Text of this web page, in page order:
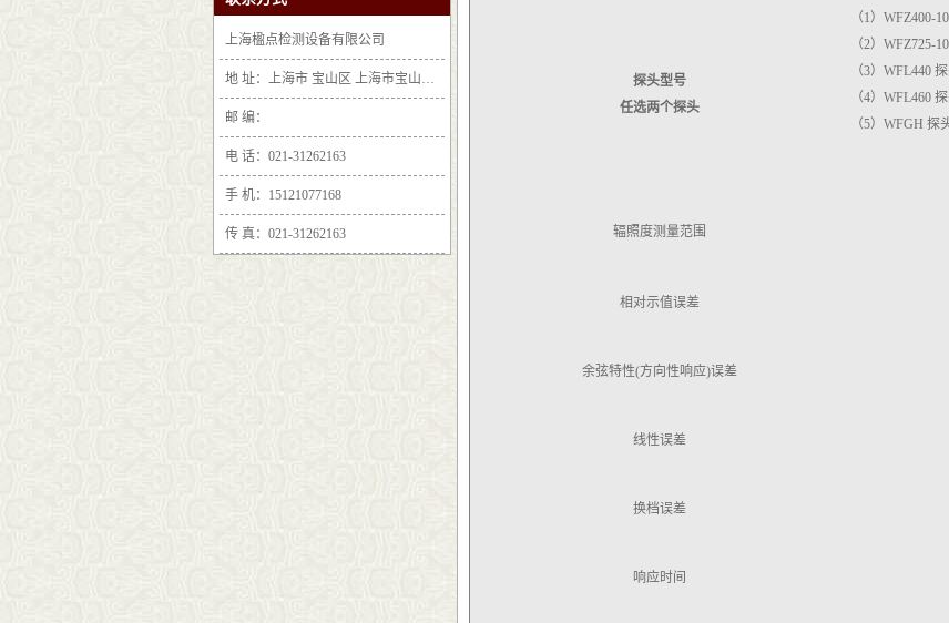
上海楹点检测设备有限公司
地 址：上海市 宝山区 上海市宝山区沪太路6397号1-2层F25区1011室
邮 编：
电 话：021-31262163
手 机：15121077168
传 真：021-31262163
探头型号
任选两个探头
（1）WFZ400-
（2）WFZ725-
（3）WFL440
（4）WFL460
（5）WFGH
辐照度测量范围
相对示值误差
余弦特性(方向性响应)误差
线性误差
换档误差
响应时间